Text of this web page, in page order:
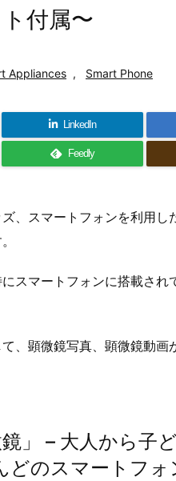
付属〜
Appliances , Smart Phone
LinkedIn
Feedly
、スマートフォンを利用し
スマートフォンに搭載され
、顕微鏡写真、顕微鏡動画
」 – 大人から子
どのスマートフォ